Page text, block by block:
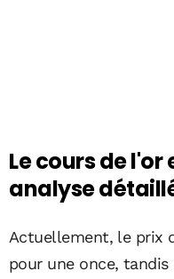
Le cours de l'or
analyse
Actuellement, le prix
pour une once,